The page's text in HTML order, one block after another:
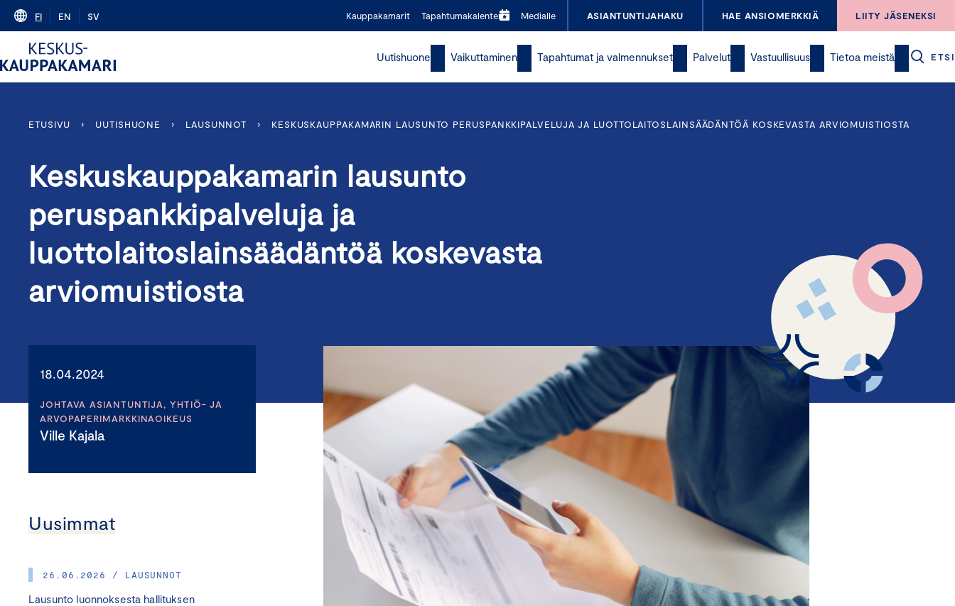
Skip
content
FI EN SV Kauppakamarit Tapahtumakalenteri Medialle ASIANTUNTIJAHAKU HAE ANSIOMERKKIÄ LIITY JÄSENEKSI
Uutishuone Vaikuttaminen Tapahtumat ja valmennukset Palvelut Vastuullisuus Tietoa meistä ETSI
ETUSIVU › UUTISHUONE › LAUSUNNOT › KESKUSKAUPPAKAMARIN LAUSUNTO PERUSPANKKIPALVELUJA JA LUOTTOLAITOSLAINSÄÄDÄNTÖÄ KOSKEVASTA ARVIOMUISTIOSTA
Keskuskauppakamarin lausunto
peruspankkipalveluja ja
luottolaitoslainsäädäntöä koskevasta
arviomuistiosta
18.04.2024
JOHTAVA ASIANTUNTIJA, YHTIÖ- JA
ARVOPAPERIMARKKINAOIKEUS
Ville Kajala
Uusimmat
26.06.2026 / LAUSUNNOT
Lausunto luonnoksesta hallituksen